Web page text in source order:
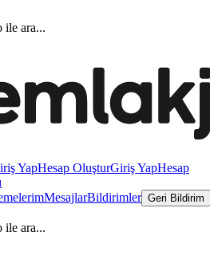
ile ara...
YapHesap OluşturGiriş YapHesap
MesajlarBildirimler Geri Bildirim
ile ara...